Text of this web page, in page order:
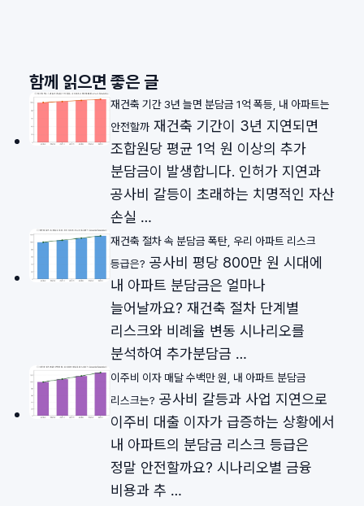
함께 읽으면 좋은 글
재건축 기간 3년 늘면 분담금 1억 폭등, 내 아파트는
안전할까 재건축 기간이 3년 지연되면
조합원당 평균 1억 원 이상의 추가
분담금이 발생합니다. 인허가 지연과
공사비 갈등이 초래하는 치명적인 자산
손실 …
재건축 절차 속 분담금 폭탄, 우리 아파트 리스크
등급은? 공사비 평당 800만 원 시대에
내 아파트 분담금은 얼마나
늘어날까요? 재건축 절차 단계별
리스크와 비례율 변동 시나리오를
분석하여 추가분담금 …
이주비 이자 매달 수백만 원, 내 아파트 분담금
리스크는? 공사비 갈등과 사업 지연으로
이주비 대출 이자가 급증하는 상황에서
내 아파트의 분담금 리스크 등급은
정말 안전할까요? 시나리오별 금융
비용과 추 …